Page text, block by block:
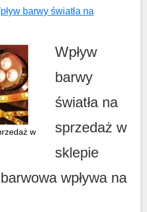
barwy światła na
w
Wpływ
barwy
światła na
sprzedaż w
sklepie
wpływa na